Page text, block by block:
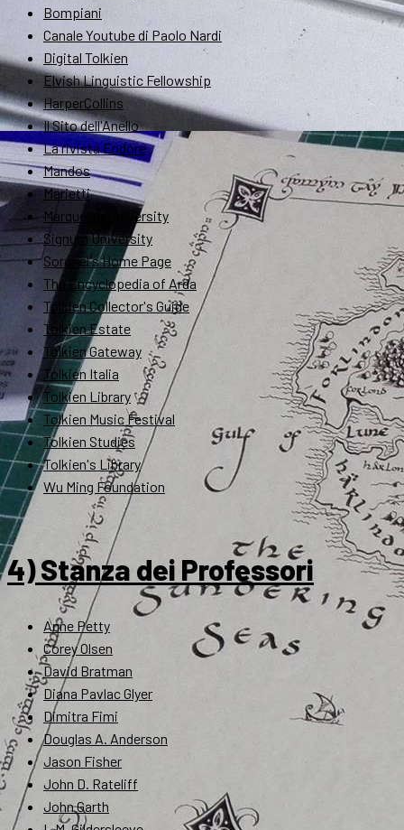
Bompiani
Canale Youtube di Paolo Nardi
Digital Tolkien
Elvish Linguistic Fellowship
HarperCollins
Il Sito dell'Anello
La rivista Endóre
Mandos
Marietti
Marquette University
Signum University
Soronel's Home Page
The Encyclopedia of Arda
Tolkien Collector's Guide
Tolkien Estate
Tolkien Gateway
Tolkien Italia
Tolkien Library
Tolkien Music Festival
Tolkien Studies
Tolkien's Library
Wu Ming Foundation
4) Stanza dei Professori
Anne Petty
Corey Olsen
David Bratman
Diana Pavlac Glyer
Dimitra Fimi
Douglas A. Anderson
Jason Fisher
John D. Rateliff
John Garth